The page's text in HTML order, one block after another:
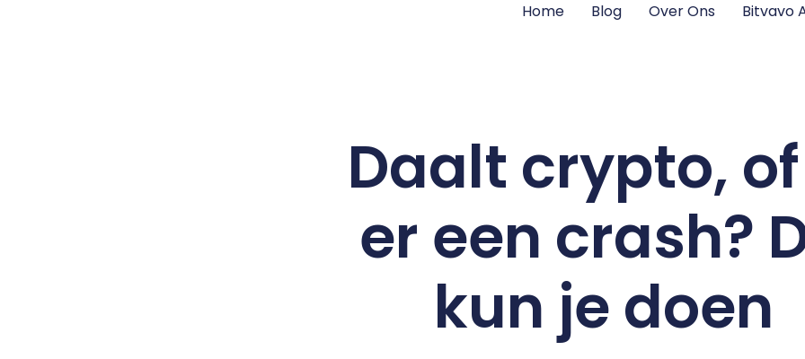
Home Blog Over Ons Bitvavo
Daalt crypto,
er een crash?
kun je doen